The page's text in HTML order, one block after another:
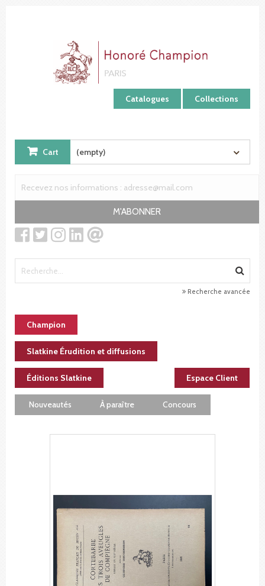
Catalogues Collections
Cart (empty)
M'ABONNER
Recherche avancée
Champion
Slatkine Érudition et diffusions
Éditions Slatkine Espace Client
Nouveautés À paraître Concours